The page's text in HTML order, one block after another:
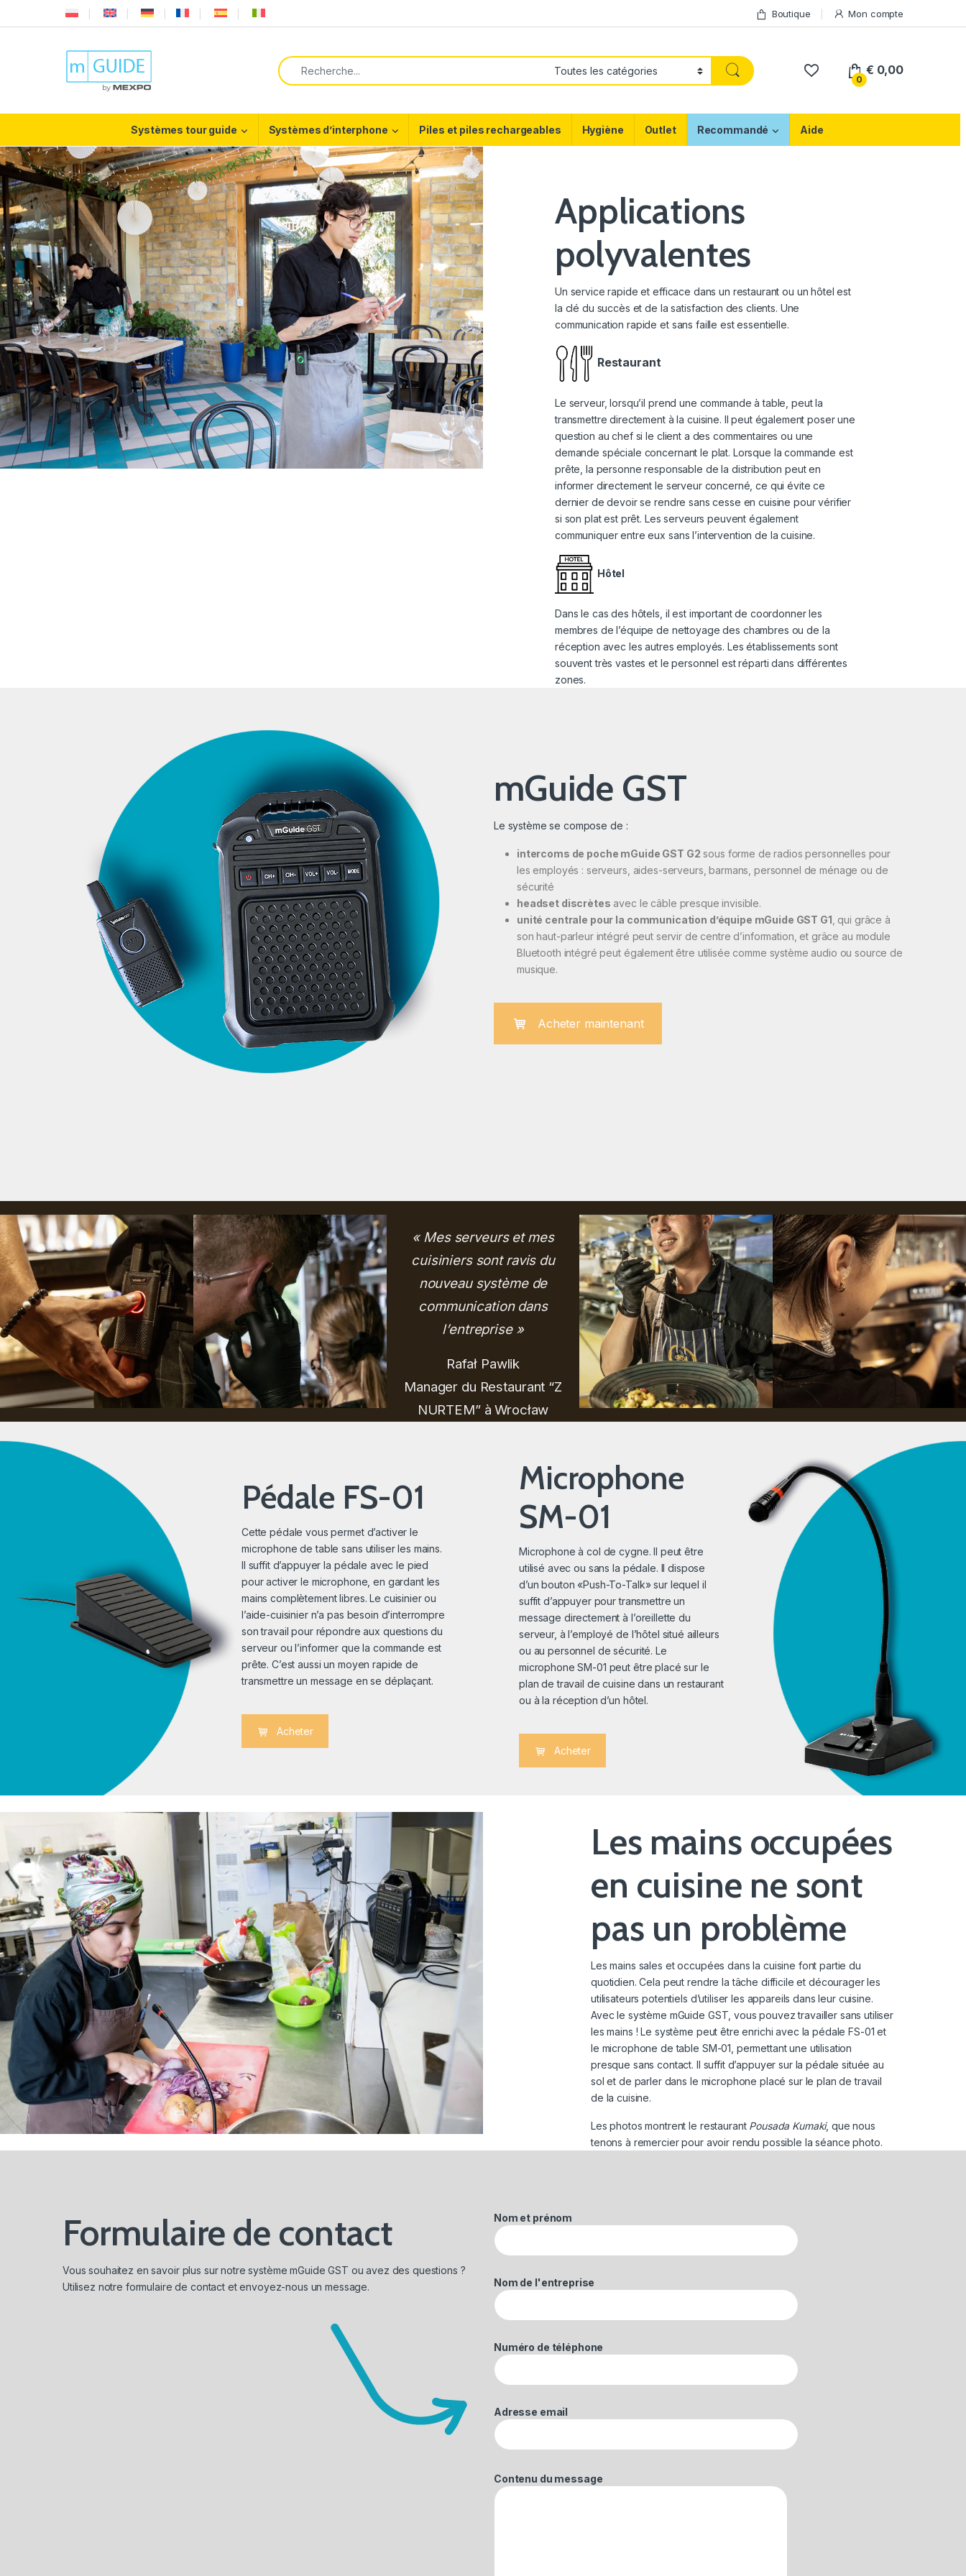
Boutique Mon compte
Search for:
0
€ 0,00
Systèmes tour guide Systèmes d’interphone Piles et piles rechargeables Hygiène Outlet Recommandé Aide
Applications
polyvalentes
Un service rapide et efficace dans un restaurant ou un hôtel est
la clé du succès et de la satisfaction des clients. Une
communication rapide et sans faille est essentielle.
Restaurant
Le serveur, lorsqu’il prend une commande à table, peut la
transmettre directement à la cuisine. Il peut également poser une
question au chef si le client a des commentaires ou une
demande spéciale concernant le plat. Lorsque la commande est
prête, la personne responsable de la distribution peut en
informer directement le serveur concerné, ce qui évite ce
dernier de devoir se rendre sans cesse en cuisine pour vérifier
si son plat est prêt. Les serveurs peuvent également
communiquer entre eux sans l’intervention de la cuisine.
Hôtel
Dans le cas des hôtels, il est important de coordonner les
membres de l’équipe de nettoyage des chambres ou de la
réception avec les autres employés. Les établissements sont
souvent très vastes et le personnel est réparti dans différentes
zones.
mGuide GST
Le système se compose de :
intercoms de poche mGuide GST G2 sous forme de radios personnelles pour
les employés : serveurs, aides-serveurs, barmans, personnel de ménage ou de
sécurité
headset discrètes avec le câble presque invisible.
unité centrale pour la communication d’équipe mGuide GST G1, qui grâce à
son haut-parleur intégré peut servir de centre d’information, et grâce au module
Bluetooth intégré peut également être utilisée comme système audio ou source de
musique.
Acheter maintenant
« Mes serveurs et mes
cuisiniers sont ravis du
nouveau système de
communication dans
l’entreprise »
Rafał Pawlik
Manager du Restaurant “Z
NURTEM” à Wrocław
Pédale FS-01
Cette pédale vous permet d’activer le
microphone de table sans utiliser les mains.
Il suffit d’appuyer la pédale avec le pied
pour activer le microphone, en gardant les
mains complètement libres. Le cuisinier ou
l’aide-cuisinier n’a pas besoin d’interrompre
son travail pour répondre aux questions du
serveur ou l’informer que la commande est
prête. C’est aussi un moyen rapide de
transmettre un message en se déplaçant.
Acheter
Microphone
SM-01
Microphone à col de cygne. Il peut être
utilisé avec ou sans la pédale. Il dispose
d’un bouton «Push-To-Talk» sur lequel il
suffit d’appuyer pour transmettre un
message directement à l’oreillette du
serveur, à l’employé de l’hôtel situé ailleurs
ou au personnel de sécurité. Le
microphone SM-01 peut être placé sur le
plan de travail de cuisine dans un restaurant
ou à la réception d’un hôtel.
Acheter
Les mains occupées
en cuisine ne sont
pas un problème
Les mains sales et occupées dans la cuisine font partie du
quotidien. Cela peut rendre la tâche difficile et décourager les
utilisateurs potentiels d’utiliser les appareils dans leur cuisine.
Avec le système mGuide GST, vous pouvez travailler sans utiliser
les mains ! Le système peut être enrichi avec la pédale FS-01 et
le microphone de table SM-01, permettant une utilisation
presque sans contact. Il suffit d’appuyer sur la pédale située au
sol et de parler dans le microphone placé sur le plan de travail
de la cuisine.
Les photos montrent le restaurant Pousada Kumaki, que nous
tenons à remercier pour avoir rendu possible la séance photo.
Formulaire de contact
Vous souhaitez en savoir plus sur notre système mGuide GST ou avez des questions ?
Utilisez notre formulaire de contact et envoyez-nous un message.
Nom et prénom
Nom de l'entreprise
Numéro de téléphone
Adresse email
Contenu du message